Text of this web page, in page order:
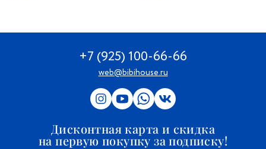
+7 (925) 100-66-66
web@bibihouse.ru
Дисконтная карта и скидка
на первую покупку за подписку!